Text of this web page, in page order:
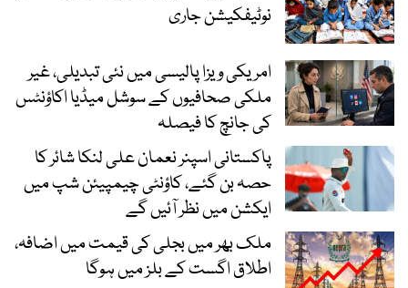
نوٹیفکیشن جاری
امریکی ویزا پالیسی میں نئی تبدیلی، غیر
ملکی صحافیوں کے سوشل میڈیا اکاؤنٹس
کی جانچ کا فیصلہ
پاکستانی اسپنر نعمان علی لنکا شائر کا
حصہ بن گئے، کاؤنٹی چیمپیئن شپ میں
ایکشن میں نظر آئیں گے
ملک بھر میں بجلی کی قیمت میں اضافہ،
اطلاق اگست کے بلز میں ہوگا